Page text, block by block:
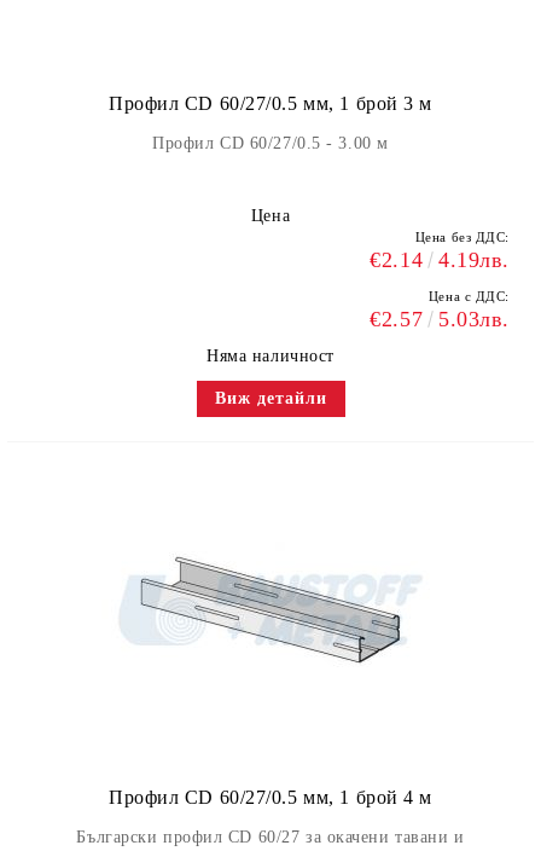
Профил CD 60/27/0.5 мм, 1 брой 3 м
Профил CD 60/27/0.5 - 3.00 м
Цена
Цена без ДДС:
€2.14 4.19лв.
Цена с ДДС:
€2.57 5.03лв.
Няма наличност
Виж детайли
Профил CD 60/27/0.5 мм, 1 брой 4 м
Български профил CD 60/27 за окачени тавани и